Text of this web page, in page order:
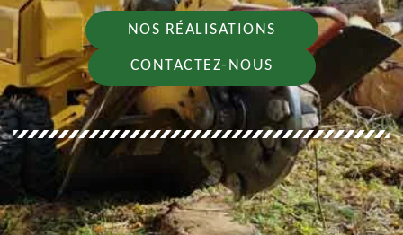
NOS RÉALISATIONS
CONTACTEZ-NOUS